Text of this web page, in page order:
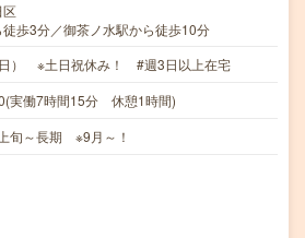
区
歩3分／御茶ノ水駅から徒歩10分
） ※土日祝休み！ #週3日以上在宅
実働7時間15分 休憩1時間)
旬～長期 ※9月～！